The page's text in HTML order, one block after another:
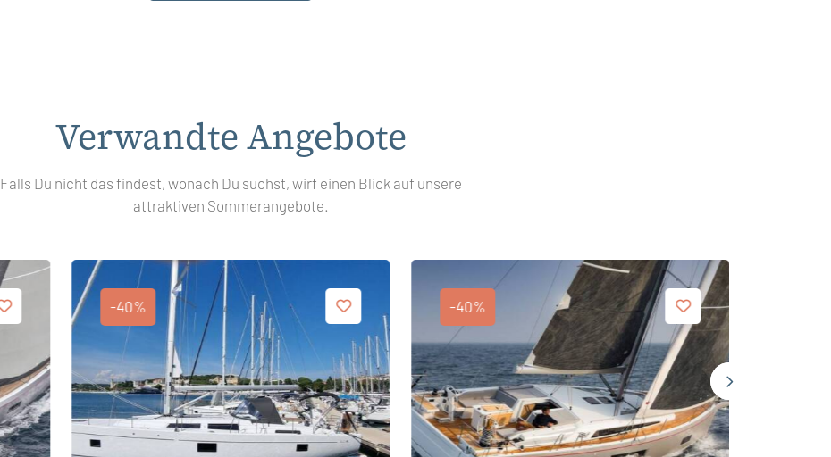
Verwandte Angebote
Falls Du nicht das findest, wonach Du suchst, wirf einen Blick auf unsere
attraktiven Sommerangebote.
-40% -40%